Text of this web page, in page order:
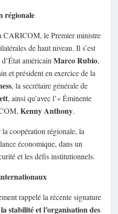
régionale
CARICOM, le Premier ministre
de haut niveau. Il s’est
américain Marco Rubio,
et président en exercice de la
, la secrétaire générale de
, ainsi qu’avec l’« Éminente
Kenny Anthony.
coopération régionale, la
économique, dans un
et les défis institutionnels.
rappelé la récente signature
stabilité et l’organisation des